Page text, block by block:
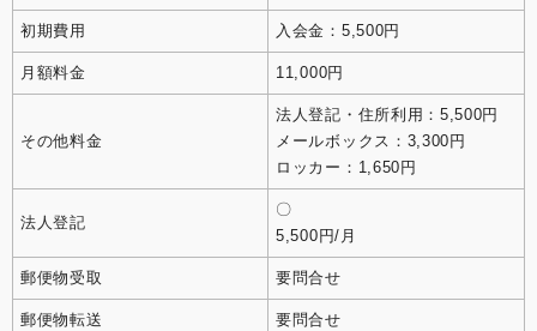
初期費用 入会金：5,500円
月額料金 11,000円
その他料金
法人登記・住所利用：5,500円
メールボックス：3,300円
ロッカー：1,650円
法人登記
〇
5,500円/月
郵便物受取 要問合せ
郵便物転送 要問合せ